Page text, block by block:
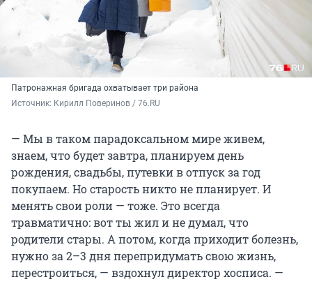
Патронажная бригада охватывает три района
Источник: Кирилл Поверинов / 76.RU
— Мы в таком парадоксальном мире живем,
знаем, что будет завтра, планируем день
рождения, свадьбы, путевки в отпуск за год
покупаем. Но старость никто не планирует. И
менять свои роли — тоже. Это всегда
травматично: вот ты жил и не думал, что
родители стары. А потом, когда приходит болезнь,
нужно за 2–3 дня перепридумать свою жизнь,
перестроиться, — вздохнул директор хосписа. —